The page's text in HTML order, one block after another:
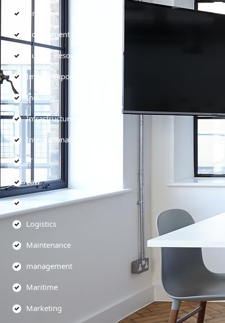
Finance
Government
Human Resources
Import-Export
Industry
Infrastructure
International
IT
Law
Legal
Logistics
Maintenance
management
Maritime
Marketing